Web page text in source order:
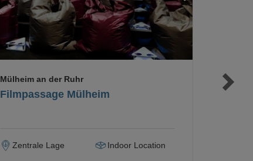
Filmpassage Mülheim
Mülheim an der Ruhr
Zentrale Lage Indoor Location